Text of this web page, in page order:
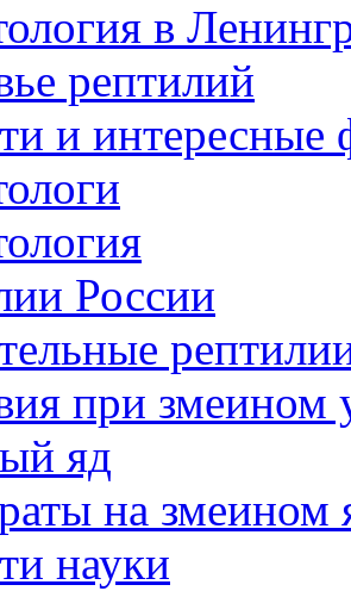
в
рептилий
и интересные
России
при змеином
яд
на змеином
науки